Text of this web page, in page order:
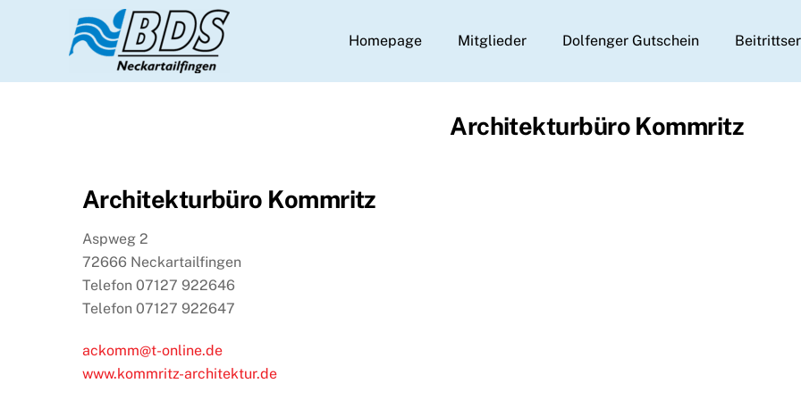
Homepage Mitglieder Dolfenger Gutschein
Architekturbüro Kommritz
Architekturbüro Kommritz
Aspweg 2
72666 Neckartailfingen
Telefon 07127 922646
Telefon 07127 922647
ackomm@t-online.de
www.kommritz-architektur.de